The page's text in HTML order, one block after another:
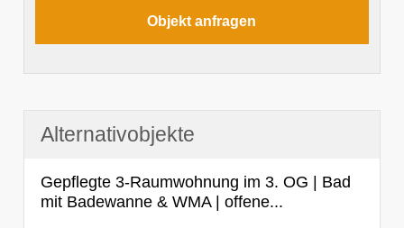
Alternativobjekte
Gepflegte 3-Raumwohnung im 3. OG | Bad
mit Badewanne & WMA | offene...